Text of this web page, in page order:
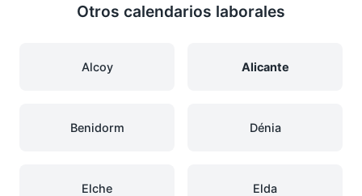
Otros calendarios laborales
Alcoy Alicante
Benidorm Dénia
Elche Elda